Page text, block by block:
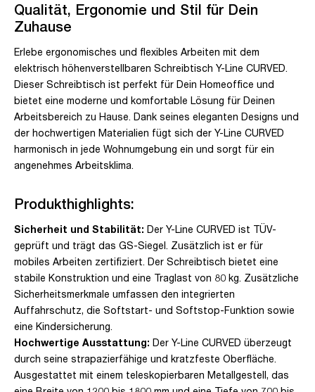
Qualität, Ergonomie und Stil für Dein
Zuhause
Erlebe ergonomisches und flexibles Arbeiten mit dem
elektrisch höhenverstellbaren Schreibtisch Y-Line CURVED.
Dieser Schreibtisch ist perfekt für Dein Homeoffice und
bietet eine moderne und komfortable Lösung für Deinen
Arbeitsbereich zu Hause. Dank seines eleganten Designs und
der hochwertigen Materialien fügt sich der Y-Line CURVED
harmonisch in jede Wohnumgebung ein und sorgt für ein
angenehmes Arbeitsklima.
Produkthighlights:
Sicherheit und Stabilität: Der Y-Line CURVED ist TÜV-
geprüft und trägt das GS-Siegel. Zusätzlich ist er für
mobiles Arbeiten zertifiziert. Der Schreibtisch bietet eine
stabile Konstruktion und eine Traglast von 80 kg. Zusätzliche
Sicherheitsmerkmale umfassen den integrierten
Auffahrschutz, die Softstart- und Softstop-Funktion sowie
eine Kindersicherung.
Hochwertige Ausstattung: Der Y-Line CURVED überzeugt
durch seine strapazierfähige und kratzfeste Oberfläche.
Ausgestattet mit einem teleskopierbaren Metallgestell, das